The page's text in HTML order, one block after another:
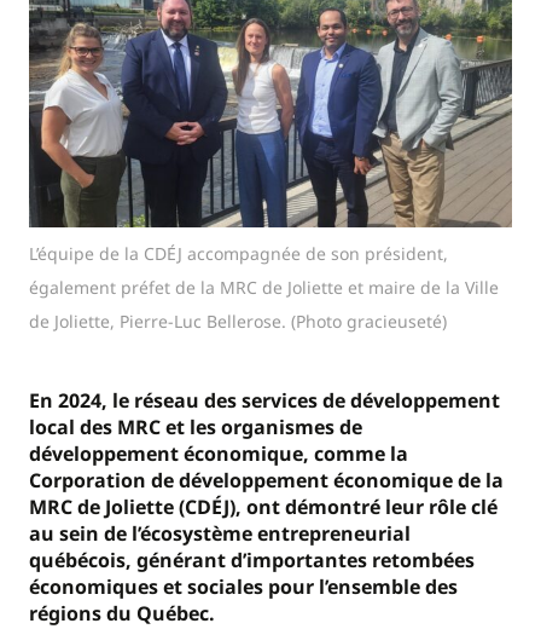
L’équipe de la CDÉJ accompagnée de son président,
également préfet de la MRC de Joliette et maire de la Ville
de Joliette, Pierre-Luc Bellerose. (Photo gracieuseté)
En 2024, le réseau des services de développement
local des MRC et les organismes de
développement économique, comme la
Corporation de développement économique de la
MRC de Joliette (CDÉJ), ont démontré leur rôle clé
au sein de l’écosystème entrepreneurial
québécois, générant d’importantes retombées
économiques et sociales pour l’ensemble des
régions du Québec.